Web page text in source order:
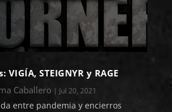
STEIGNYR y RAGE
Caballero | Jul 20, 2021
entre pandemia y encierros